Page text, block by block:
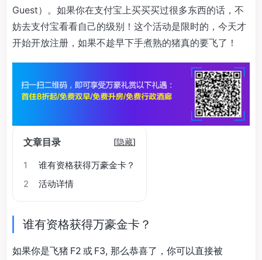
Guest）。如果你在支付宝上买买买过很多东西的话，不
妨去支付宝看看自己的级别！这个活动是限时的，今天才
开始开放注册，如果不趁早下手煮熟的猪真的要飞了！
文章目录 [隐藏]
1
谁有资格获得万豪金卡？
2
活动详情
谁有资格获得万豪金卡？
如果你是飞猪 F2 或 F3, 那么恭喜了，你可以直接被